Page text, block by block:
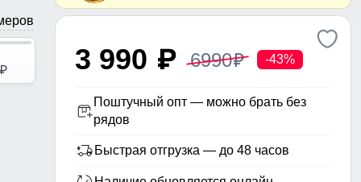
p 3 990 p 6990p -43%
Поштучный опт — можно брать без
рядов
Быстрая отгрузка — до 48 часов